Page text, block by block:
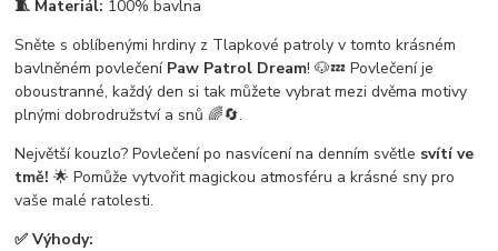
🧵 Materiál: 100% bavlna
Sněte s oblíbenými hrdiny z Tlapkové patroly v tomto krásném
bavlněném povlečení Paw Patrol Dream! 🐶💤 Povlečení je
oboustranné, každý den si tak můžete vybrat mezi dvěma motivy
plnými dobrodružství a snů 🌈🔄.
Největší kouzlo? Povlečení po nasvícení na denním světle svítí ve
tmě! 🌟 Pomůže vytvořit magickou atmosféru a krásné sny pro
vaše malé ratolesti.
✅ Výhody: